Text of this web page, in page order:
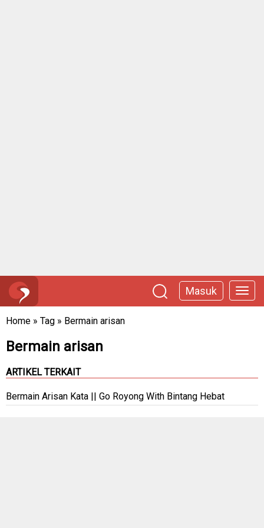
Masuk
Home » Tag » Bermain arisan
Bermain arisan
ARTIKEL TERKAIT
Bermain Arisan Kata || Go Royong With Bintang Hebat